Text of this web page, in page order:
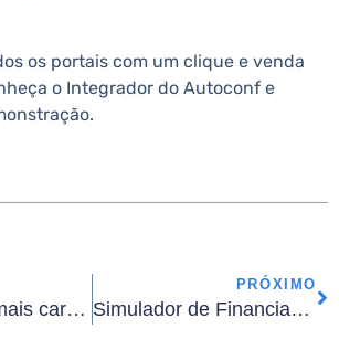
os portais com um clique e venda
o Integrador do Autoconf e
Como vender mais carros usados em 2026: Estratégias práticas
PRÓXIMO
Simulador de Financiamento Multibancos: como aumentar rápido as vendas